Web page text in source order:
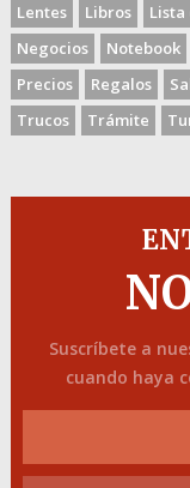
Lentes
Libros
Negocios
Notebook
Precios
Regalos
Trucos
Trámite
Suscríbete a
cuando haya